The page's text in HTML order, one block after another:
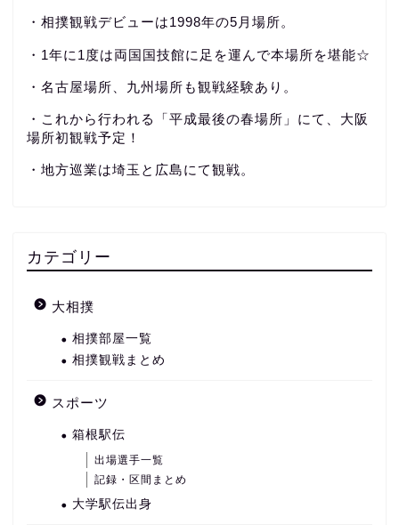
・相撲観戦デビューは1998年の5月場所。
・1年に1度は両国国技館に足を運んで本場所を堪能☆
・名古屋場所、九州場所も観戦経験あり。
・これから行われる「平成最後の春場所」にて、大阪
場所初観戦予定！
・地方巡業は埼玉と広島にて観戦。
カテゴリー
大相撲
相撲部屋一覧
相撲観戦まとめ
スポーツ
箱根駅伝
出場選手一覧
記録・区間まとめ
大学駅伝出身